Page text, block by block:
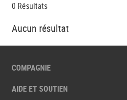
0 Résultats
Aucun résultat
COMPAGNIE
AIDE ET SOUTIEN